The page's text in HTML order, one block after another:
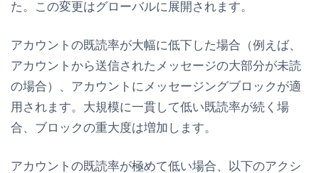
た。この変更はグローバルに展開されます。
アカウントの既読率が大幅に低下した場合（例えば、
アカウントから送信されたメッセージの大部分が未読
の場合）、アカウントにメッセージングブロックが適
用されます。大規模に一貫して低い既読率が続く場
合、ブロックの重大度は増加します。
アカウントの既読率が極めて低い場合、以下のアクシ